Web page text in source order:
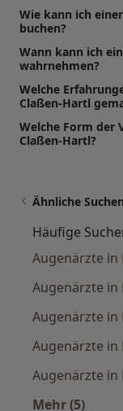
Wie kann ich
buchen?
Wann kann ich
wahrnehmen?
Welche
Claßen-Hartl
Welche Form der
Claßen-Hartl?
Ähnliche Suchen
Häufige
Augenärzte in
Augenärzte in
Augenärzte in
Augenärzte in
Augenärzte
Mehr (5)